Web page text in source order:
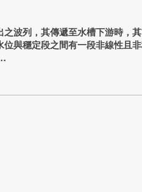
波列，其傳遞至水槽下游時，
與穩定段之間有一段非線性且